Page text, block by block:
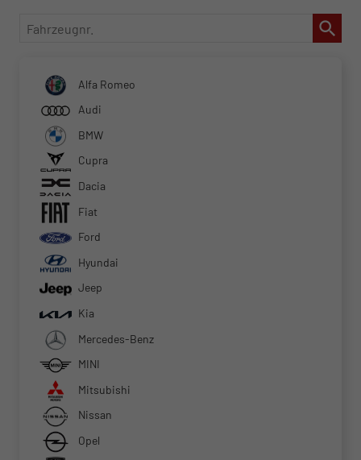
Fahrzeugnr.
Alfa Romeo
Audi
BMW
Cupra
Dacia
Fiat
Ford
Hyundai
Jeep
Kia
Mercedes-Benz
MINI
Mitsubishi
Nissan
Opel